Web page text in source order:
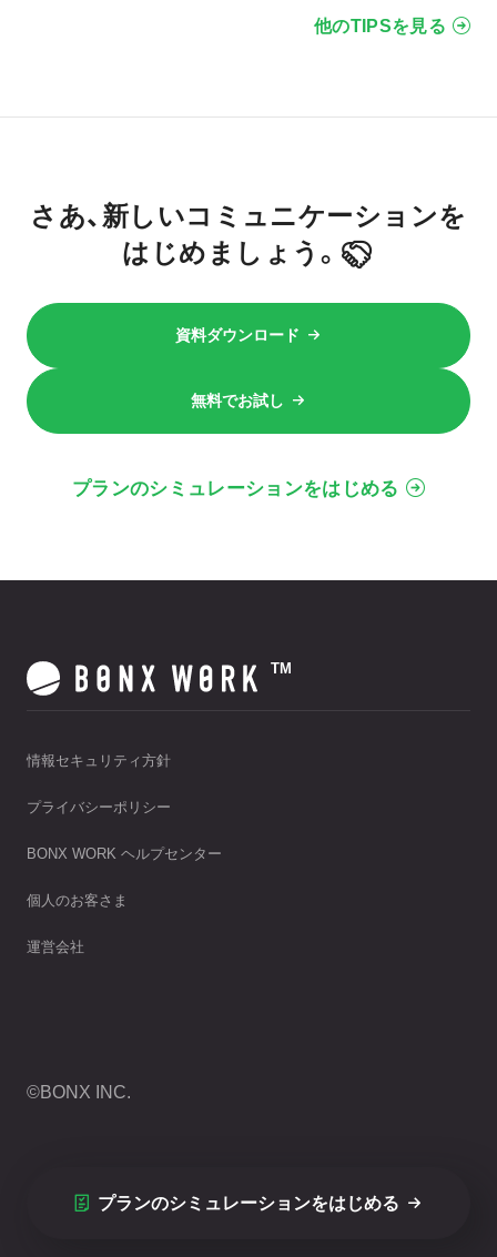
他のTIPSを見る
さあ、新しいコミュニケーションを
はじめましょう。
資料ダウンロード
無料でお試し
プランのシミュレーションをはじめる
プランのシミュレーションをはじめる
TM
情報セキュリティ方針
プライバシーポリシー
BONX WORK ヘルプセンター
個人のお客さま
運営会社
©BONX INC.